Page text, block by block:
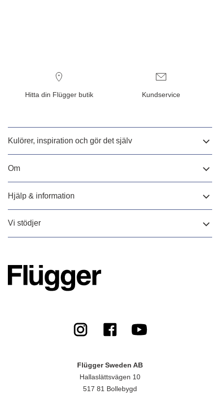
Hitta din Flügger butik Kundservice
Kulörer, inspiration och gör det själv
Om
Hjälp & information
Vi stödjer
Flügger Sweden AB
Hallaslättsvägen 10
517 81 Bollebygd